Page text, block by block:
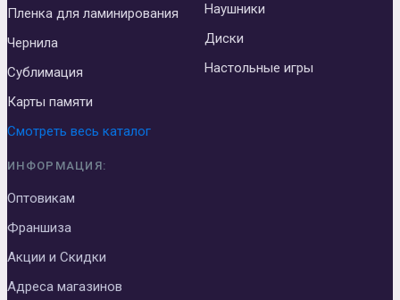
Пленка для ламинирования
Чернила
Сублимация
Карты памяти
Наушники
Диски
Настольные игры
Смотреть весь каталог
ИНФОРМАЦИЯ:
Оптовикам
Франшиза
Акции и Скидки
Адреса магазинов